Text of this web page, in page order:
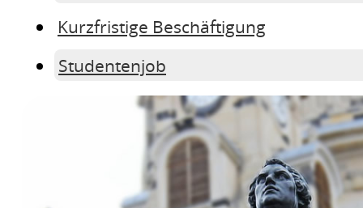
Kurzfristige Beschäftigung
Studentenjob